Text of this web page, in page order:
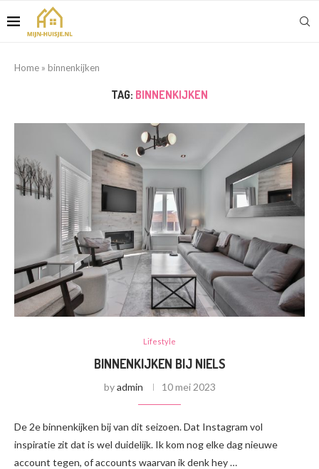
Home » binnenkijken
TAG: BINNENKIJKEN
Lifestyle
BINNENKIJKEN BIJ NIELS
byadmin 10 mei 2023
De 2e binnenkijken bij van dit seizoen. Dat Instagram vol
inspiratie zit dat is wel duidelijk. Ik kom nog elke dag nieuwe
account tegen, of accounts waarvan ik denk hey …